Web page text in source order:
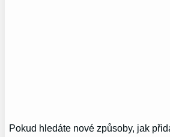
Pokud hledáte nové způsoby, jak